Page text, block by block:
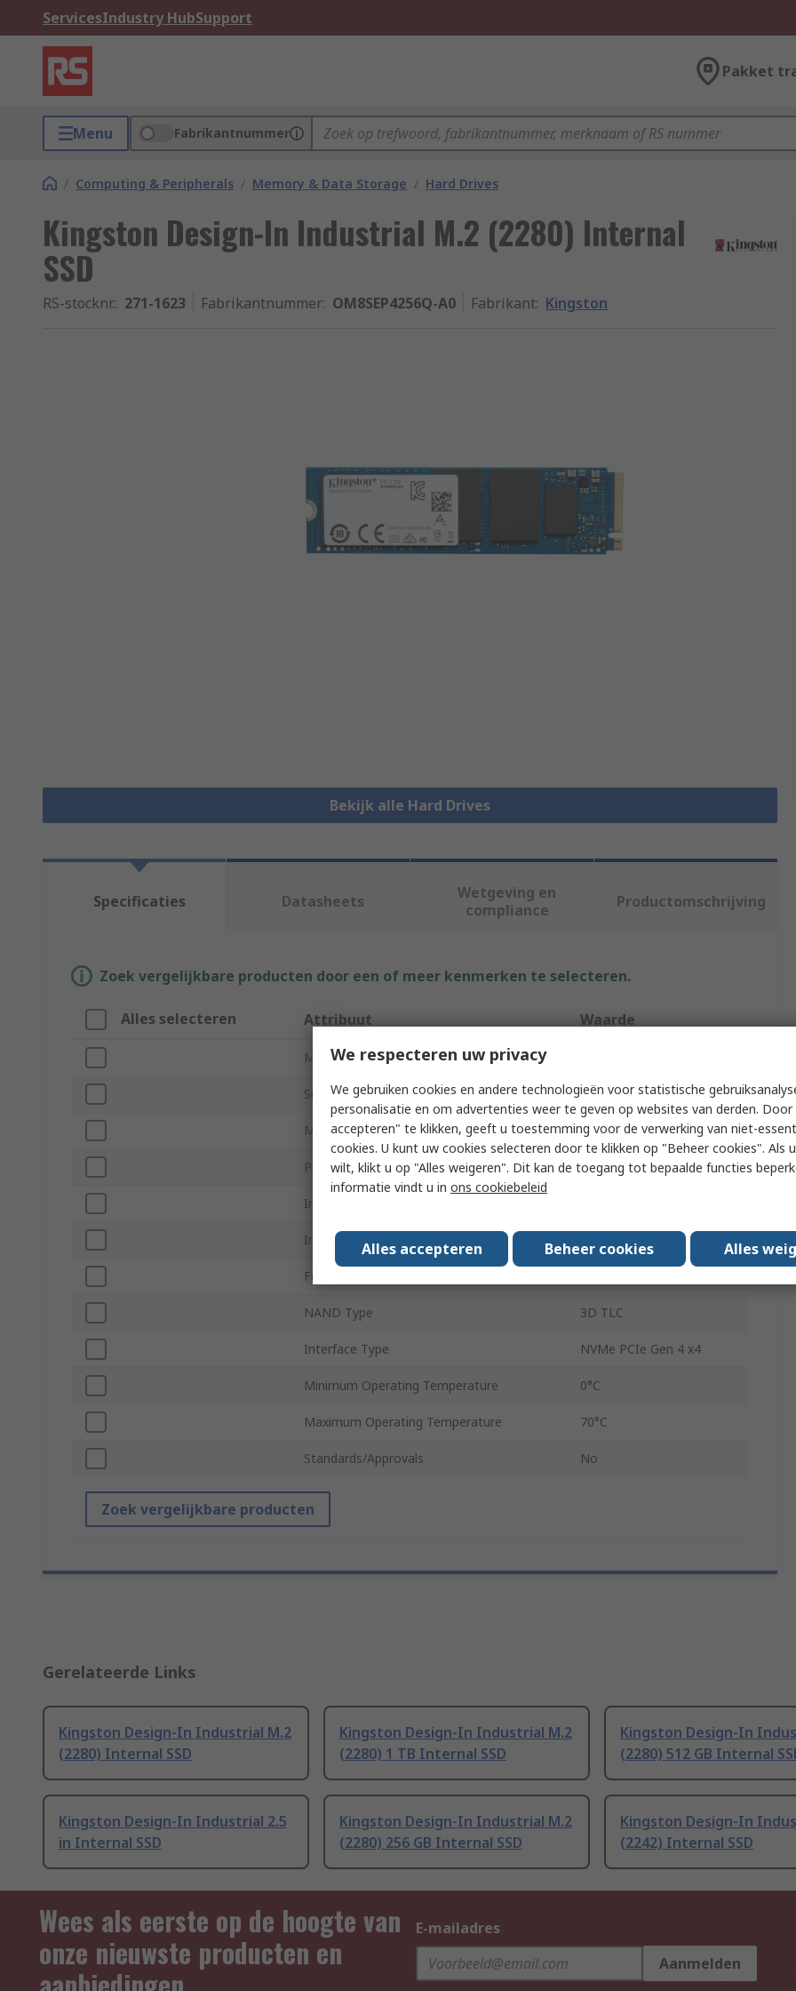
ServicesIndustry HubSupport
Pakket
Menu Fabrikantnummer
/ Computing & Peripherals / Memory & Data Storage / Hard Drives
Kingston Design-In Industrial M.2 (2280) Internal
SSD
RS-stocknr.: 271-1623 Fabrikantnummer: OM8SEP4256Q-A0 Fabrikant: Kingston
Bekijk alle Hard Drives
Specificaties Datasheets
Wetgeving en
compliance
Productomschrijving
Zoek vergelijkbare producten door een of meer kenmerken te selecteren.
Alles selecteren Attribuut Waarde
Merk
Sub Type SSD
Model Number Design-In Industrial
Product Type SSD
Internal/External
Industrial Grade
Form Factor
NAND Type 3D TLC
Interface Type NVMe PCIe Gen 4 x4
Minimum Operating Temperature 0°C
Maximum Operating Temperature 70°C
Standards/Approvals No
Zoek vergelijkbare producten
Gerelateerde Links
Kingston Design-In Industrial M.2
(2280) Internal SSD
Kingston Design-In Industrial M.2
(2280) 1 TB Internal SSD
Kingston Design-In
(2280) 512 GB Internal
Kingston Design-In Industrial 2.5
in Internal SSD
Kingston Design-In Industrial M.2
(2280) 256 GB Internal SSD
Kingston Design-In
(2242) Internal SSD
Wees als eerste op de hoogte van
onze nieuwste producten en
E-mailadres
Aanmelden
We respecteren uw privacy
We gebruiken cookies en andere technologieën voor statistische
personalisatie en om advertenties weer te geven op websites van derden. Door
accepteren" te klikken, geeft u toestemming voor de verwerking van niet-
cookies. U kunt uw cookies selecteren door te klikken op "Beheer cookies". Als
wilt, klikt u op "Alles weigeren". Dit kan de toegang tot bepaalde functies
informatie vindt u in ons cookiebeleid
Alles accepteren Beheer cookies Alles